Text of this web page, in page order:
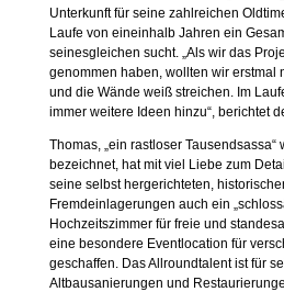
Unterkunft für seine zahlreichen
Laufe von eineinhalb Jahren ein
seinesgleichen sucht. „Als wir das
genommen haben, wollten wir erstmal
und die Wände weiß streichen. Im
immer weitere Ideen hinzu“, berichtet
Thomas, „ein rastloser Tausendsassa“
bezeichnet, hat mit viel Liebe zum
seine selbst hergerichteten,
Fremdeinlagerungen auch ein
Hochzeitszimmer für freie und
eine besondere Eventlocation für
geschaffen. Das Allroundtalent ist für
Altbausanierungen und